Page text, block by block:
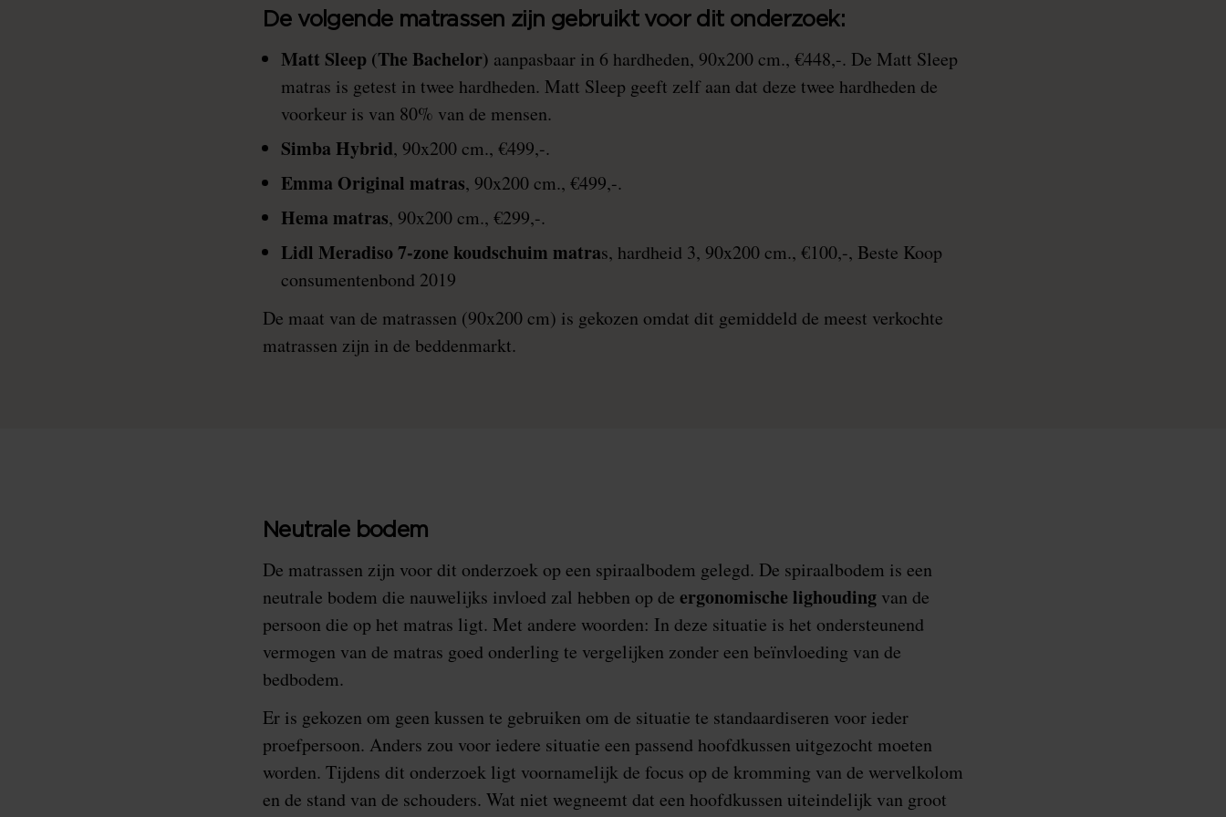
De volgende matrassen zijn gebruikt voor dit onderzoek:
Matt Sleep (The Bachelor) aanpasbaar in 6 hardheden, 90x200 cm., €448,-. De Matt Sleep
matras is getest in twee hardheden. Matt Sleep geeft zelf aan dat deze twee hardheden de
voorkeur is van 80% van de mensen.
Simba Hybrid, 90x200 cm., €499,-.
Emma Original matras, 90x200 cm., €499,-.
Hema matras, 90x200 cm., €299,-.
Lidl Meradiso 7-zone koudschuim matras, hardheid 3, 90x200 cm., €100,-, Beste Koop
consumentenbond 2019
De maat van de matrassen (90x200 cm) is gekozen omdat dit gemiddeld de meest verkochte
matrassen zijn in de beddenmarkt.
Neutrale bodem
De matrassen zijn voor dit onderzoek op een spiraalbodem gelegd. De spiraalbodem is een
neutrale bodem die nauwelijks invloed zal hebben op de ergonomische lighouding van de
persoon die op het matras ligt. Met andere woorden: In deze situatie is het ondersteunend
vermogen van de matras goed onderling te vergelijken zonder een beïnvloeding van de
bedbodem.
Er is gekozen om geen kussen te gebruiken om de situatie te standaardiseren voor ieder
proefpersoon. Anders zou voor iedere situatie een passend hoofdkussen uitgezocht moeten
worden. Tijdens dit onderzoek ligt voornamelijk de focus op de kromming van de wervelkolom
en de stand van de schouders. Wat niet wegneemt dat een hoofdkussen uiteindelijk van groot